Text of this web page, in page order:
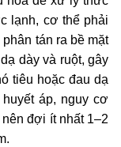
lạnh, cơ thể phải
tán ra bề mặt
dày và ruột, gây
tiêu hoặc đau dạ
áp, nguy cơ
đợi ít nhất 1–2